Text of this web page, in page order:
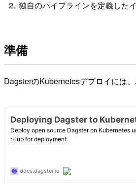
独自のパイプラインを定義した
準備
DagsterのKubernetesデプロイには